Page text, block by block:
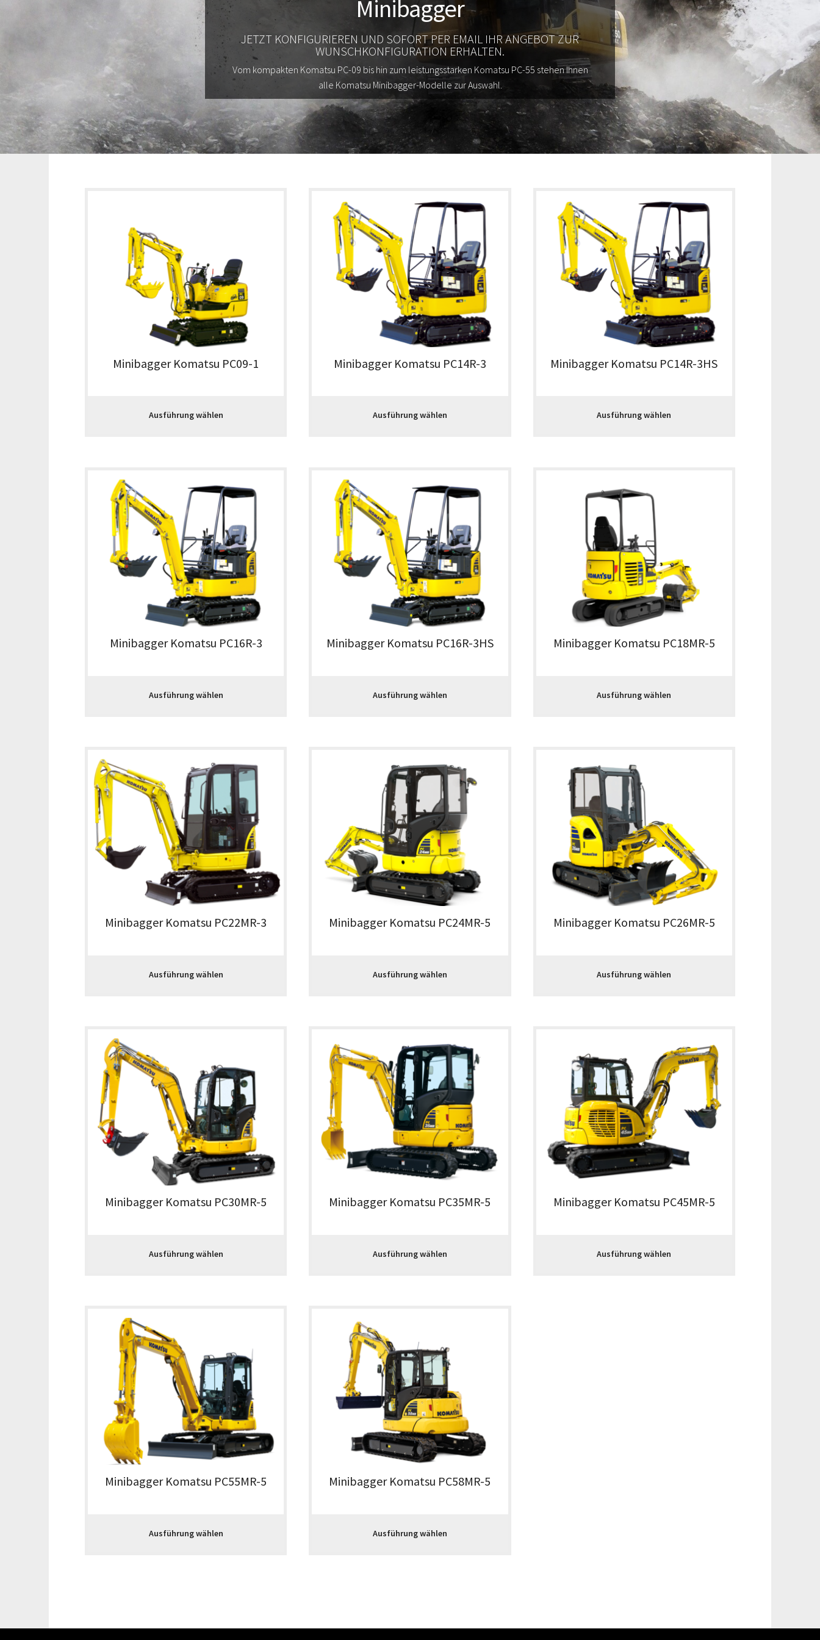
Minibagger
JETZT KONFIGURIEREN UND SOFORT PER EMAIL IHR ANGEBOT ZUR
WUNSCHKONFIGURATION ERHALTEN.
Vom kompakten Komatsu PC-09 bis hin zum leistungsstarken Komatsu PC-55 stehen Ihnen
alle Komatsu Minibagger-Modelle zur Auswahl.
Minibagger Komatsu PC09-1
Ausführung wählen
Minibagger Komatsu PC14R-3
Ausführung wählen
Minibagger Komatsu PC14R-3HS
Ausführung wählen
Minibagger Komatsu PC16R-3
Ausführung wählen
Minibagger Komatsu PC16R-3HS
Ausführung wählen
Minibagger Komatsu PC18MR-5
Ausführung wählen
Minibagger Komatsu PC22MR-3
Ausführung wählen
Minibagger Komatsu PC24MR-5
Ausführung wählen
Minibagger Komatsu PC26MR-5
Ausführung wählen
Minibagger Komatsu PC30MR-5
Ausführung wählen
Minibagger Komatsu PC35MR-5
Ausführung wählen
Minibagger Komatsu PC45MR-5
Ausführung wählen
Minibagger Komatsu PC55MR-5
Ausführung wählen
Minibagger Komatsu PC58MR-5
Ausführung wählen